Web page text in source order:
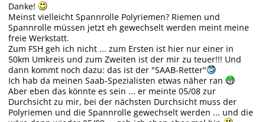
Danke!
Meinst vielleicht Spannrolle Polyriemen? Riemen und
Spannrolle müssen jetzt eh gewechselt werden meint meine
freie Werkstatt.
Zum FSH geh ich nicht ... zum Ersten ist hier nur einer in
50km Umkreis und zum Zweiten ist der mir zu teuer!!! Und
dann kommt noch dazu: das ist der "SAAB-Retter"
Ich hab da meinen Saab-Spezialisten etwas näher ran
Aber eben das könnte es sein ... er meinte 05/08 zur
Durchsicht zu mir, bei der nächsten Durchsicht muss der
Polyriemen und die Spannrolle gewechselt werden ... und die